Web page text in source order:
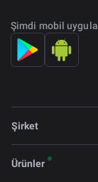
Şimdi mobil
Şirket
Ürünler